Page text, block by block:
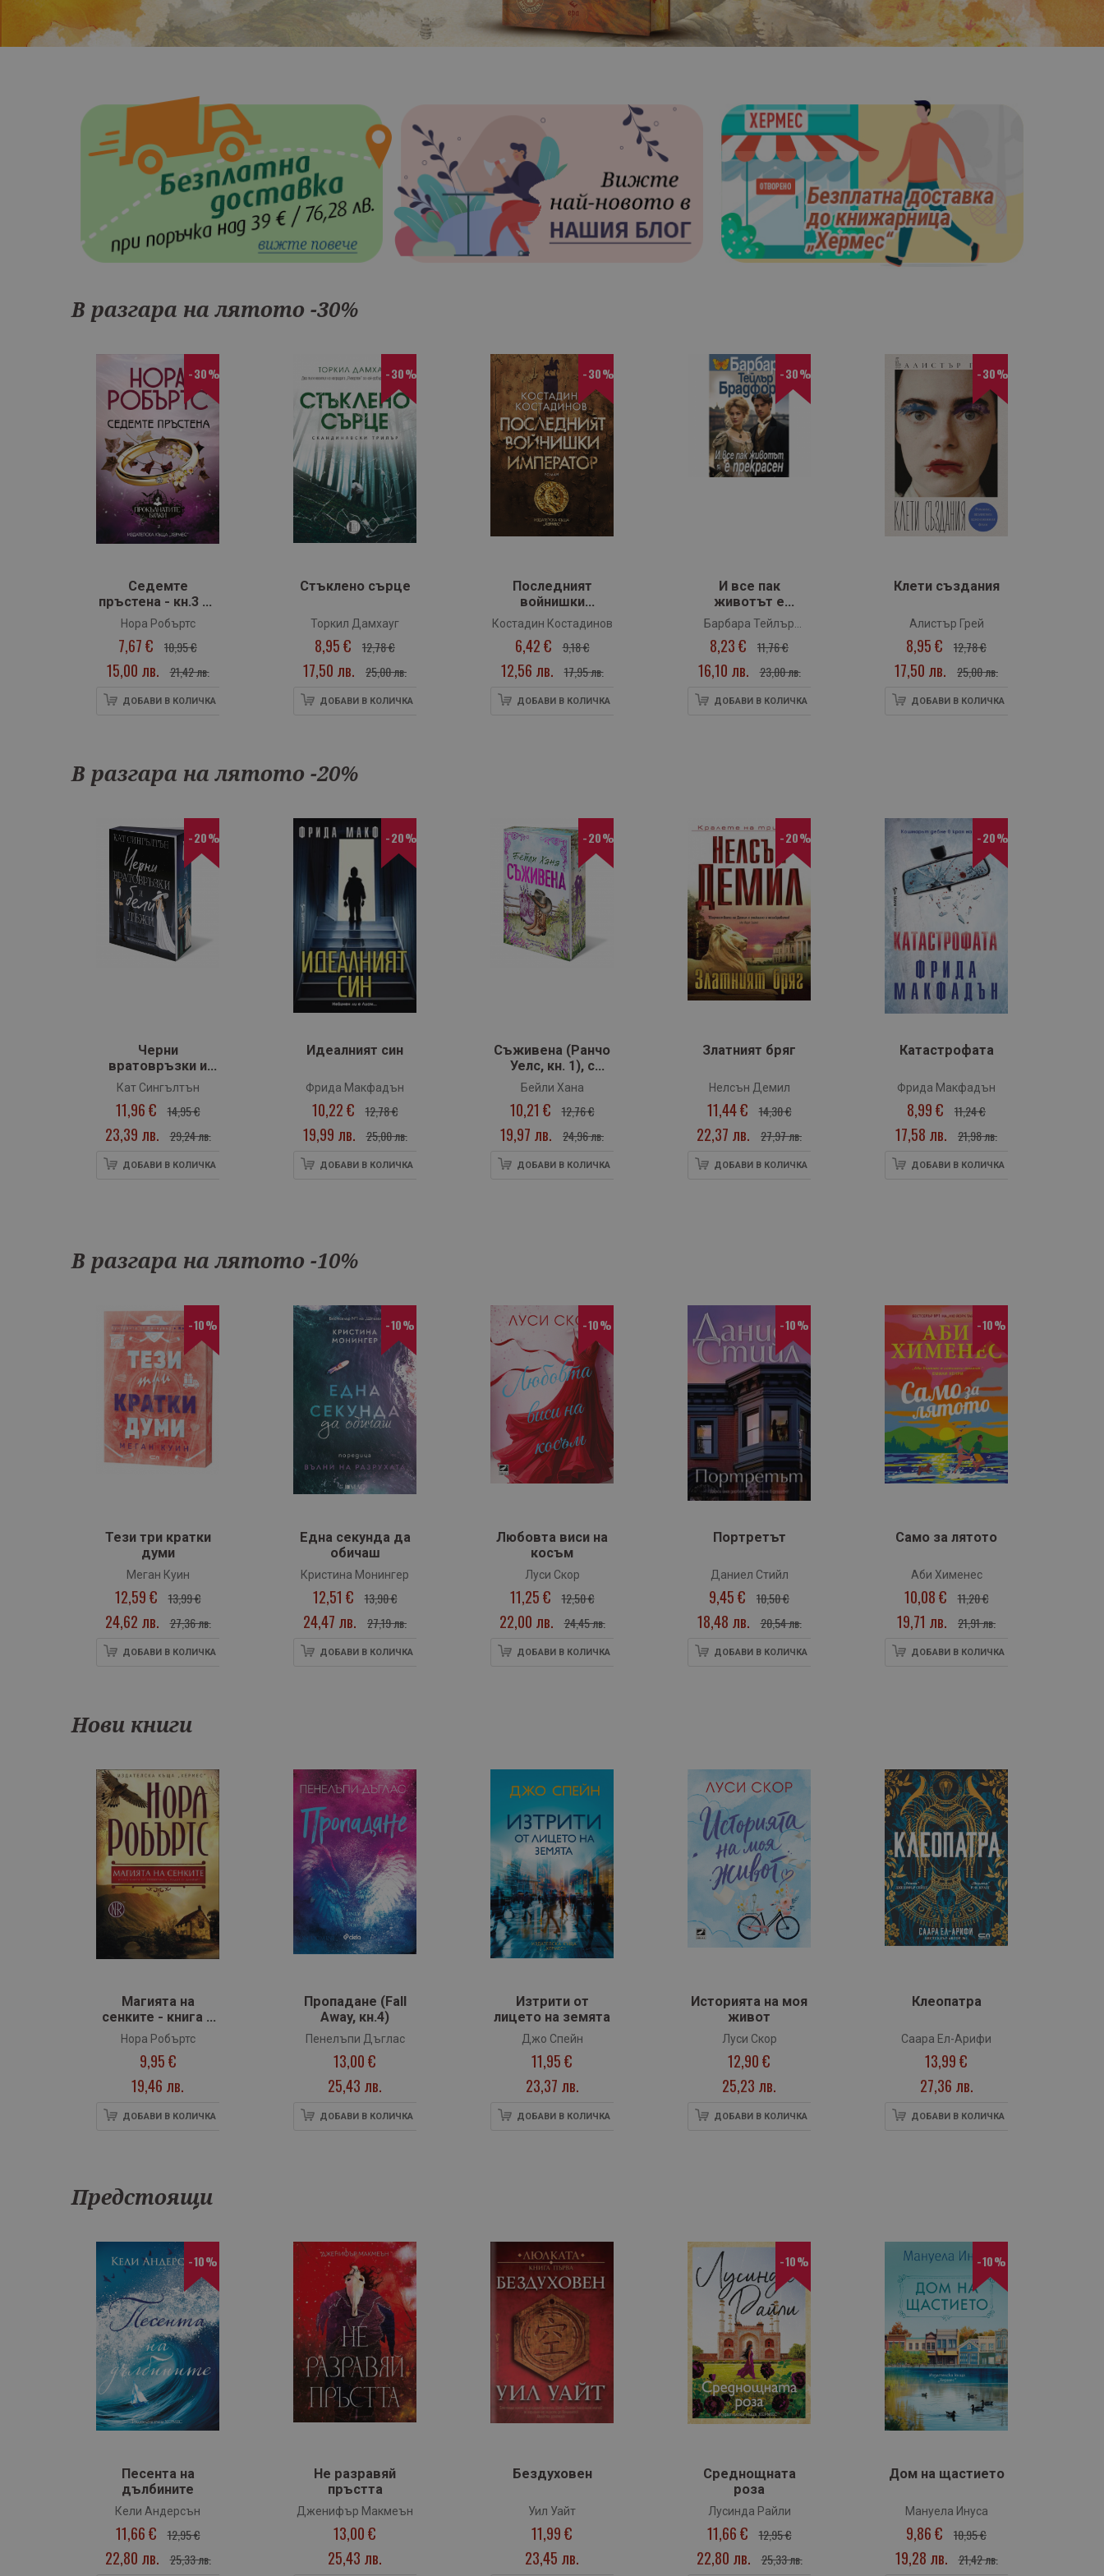
В разгара на лятото -30%
-30%
Седемте
пръстена - кн.3 от
трилогия
"Прокълнатите
булки"
Нора Робъртс
7,67 € 10,95 €
15,00 лв. 21,42 лв.
ДОБАВИ В КОЛИЧКА
-30%
Стъклено сърце
Торкил Дамхауг
8,95 € 12,78 €
17,50 лв. 25,00 лв.
ДОБАВИ В КОЛИЧКА
-30%
Последният
войнишки
император
Костадин Костадинов
6,42 € 9,18 €
12,56 лв. 17,95 лв.
ДОБАВИ В КОЛИЧКА
-30%
И все пак
животът е
прекрасен
Барбара Тейлър
Брадфорд
8,23 € 11,76 €
16,10 лв. 23,00 лв.
ДОБАВИ В КОЛИЧКА
-30%
Клети създания
Алистър Грей
8,95 € 12,78 €
17,50 лв. 25,00 лв.
ДОБАВИ В КОЛИЧКА
В разгара на лятото -20%
-20%
Черни
вратовръзки и
бели лъжи
(Милиардери с
черни
вратовръзки,
кн.1), с цветни
порезки
Кат Сингълтън
11,96 € 14,95 €
23,39 лв. 29,24 лв.
ДОБАВИ В КОЛИЧКА
-20%
Идеалният син
Фрида Макфадън
10,22 € 12,78 €
19,99 лв. 25,00 лв.
ДОБАВИ В КОЛИЧКА
-20%
Съживена (Ранчо
Уелс, кн. 1), с
цветни порезки
Бейли Хана
10,21 € 12,76 €
19,97 лв. 24,96 лв.
ДОБАВИ В КОЛИЧКА
-20%
Златният бряг
Нелсън Демил
11,44 € 14,30 €
22,37 лв. 27,97 лв.
ДОБАВИ В КОЛИЧКА
-20%
Катастрофата
Фрида Макфадън
8,99 € 11,24 €
17,58 лв. 21,98 лв.
ДОБАВИ В КОЛИЧКА
В разгара на лятото -10%
-10%
Тези три кратки
думи
Меган Куин
12,59 € 13,99 €
24,62 лв. 27,36 лв.
ДОБАВИ В КОЛИЧКА
-10%
Една секунда да
обичаш
Кристина Монингер
12,51 € 13,90 €
24,47 лв. 27,19 лв.
ДОБАВИ В КОЛИЧКА
-10%
Любовта виси на
косъм
Луси Скор
11,25 € 12,50 €
22,00 лв. 24,45 лв.
ДОБАВИ В КОЛИЧКА
-10%
Портретът
Даниел Стийл
9,45 € 10,50 €
18,48 лв. 20,54 лв.
ДОБАВИ В КОЛИЧКА
-10%
Само за лятото
Аби Хименес
10,08 € 11,20 €
19,71 лв. 21,91 лв.
ДОБАВИ В КОЛИЧКА
Нови книги
Магията на
сенките - книга 2
(Родът О`Дуайър)
Нора Робъртс
9,95 €
19,46 лв.
ДОБАВИ В КОЛИЧКА
Пропадане (Fall
Away, кн.4)
Пенелъпи Дъглас
13,00 €
25,43 лв.
ДОБАВИ В КОЛИЧКА
Изтрити от
лицето на земята
Джо Спейн
11,95 €
23,37 лв.
ДОБАВИ В КОЛИЧКА
Историята на моя
живот
Луси Скор
12,90 €
25,23 лв.
ДОБАВИ В КОЛИЧКА
Клеопатра
Саара Ел-Арифи
13,99 €
27,36 лв.
ДОБАВИ В КОЛИЧКА
Предстоящи
-10%
Песента на
дълбините
Кели Андерсън
11,66 € 12,95 €
22,80 лв. 25,33 лв.
Не разравяй
пръстта
Дженифър Макмеън
13,00 €
25,43 лв.
Бездуховен
Уил Уайт
11,99 €
23,45 лв.
-10%
Среднощната
роза
Лусинда Райли
11,66 € 12,95 €
22,80 лв. 25,33 лв.
-10%
Дом на щастието
Мануела Инуса
9,86 € 10,95 €
19,28 лв. 21,42 лв.